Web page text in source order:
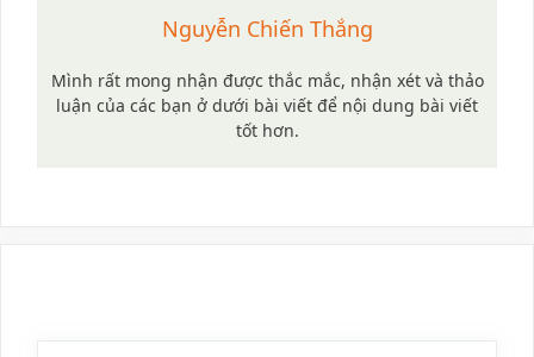
Nguyễn Chiến Thắng
Mình rất mong nhận được thắc mắc, nhận xét và thảo
luận của các bạn ở dưới bài viết để nội dung bài viết
tốt hơn.